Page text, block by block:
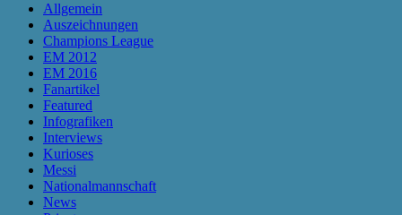
Allgemein
Auszeichnungen
Champions League
EM 2012
EM 2016
Fanartikel
Featured
Infografiken
Interviews
Kurioses
Messi
Nationalmannschaft
News